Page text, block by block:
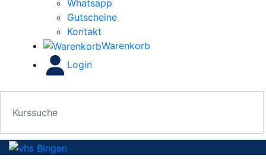
Whatsapp
Gutscheine
Kontakt
Warenkorb
Login